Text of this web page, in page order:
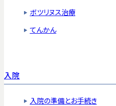
ボツリヌス治療
てんかん
入院
入院の準備とお手続き